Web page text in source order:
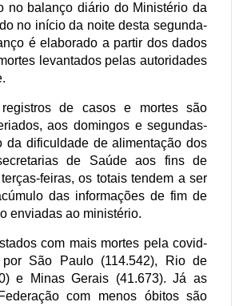
no balanço diário do Ministério da
no início da noite desta segunda-
é elaborado a partir dos dados
levantados pelas autoridades
de casos e mortes são
aos domingos e segundas-
da dificuldade de alimentação dos
de Saúde aos fins de
feiras, os totais tendem a ser
das informações de fim de
enviadas ao ministério.
com mais mortes pela covid-
São Paulo (114.542), Rio de
e Minas Gerais (41.673). Já as
com menos óbitos são